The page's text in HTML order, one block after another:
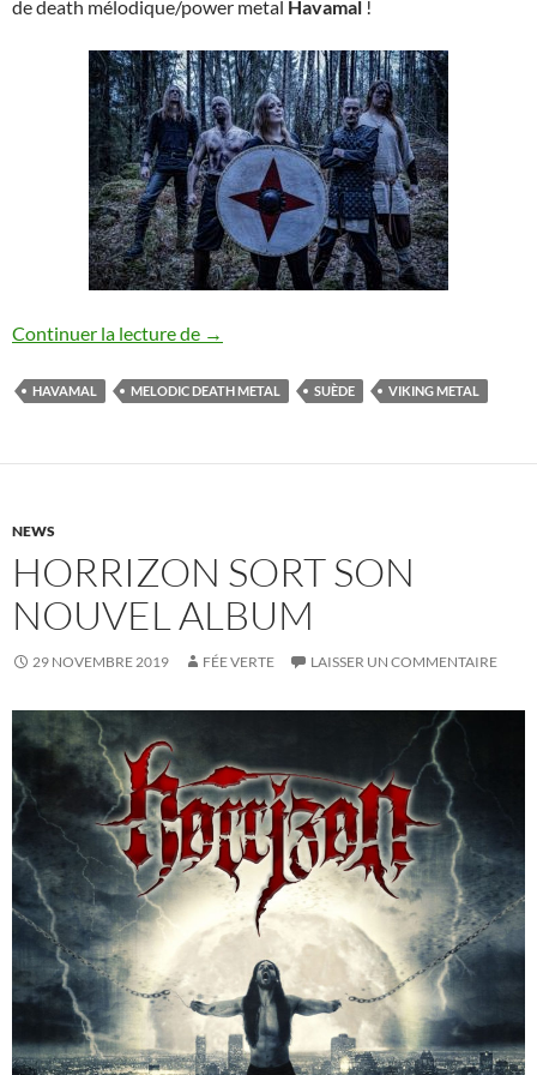
de death mélodique/power metal Havamal !
Continuer la lecture de Havamal : Live stream disponible sur
→
HAVAMAL MELODIC DEATH METAL SUÈDE VIKING METAL
NEWS
HORRIZON SORT SON
NOUVEL ALBUM
29 NOVEMBRE 2019 FÉE VERTE LAISSER UN COMMENTAIRE